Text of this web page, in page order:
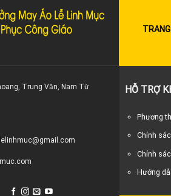
Trung Văn, Nam Từ
HỖ TRỢ
Phương
Chính
Chính
Hướng